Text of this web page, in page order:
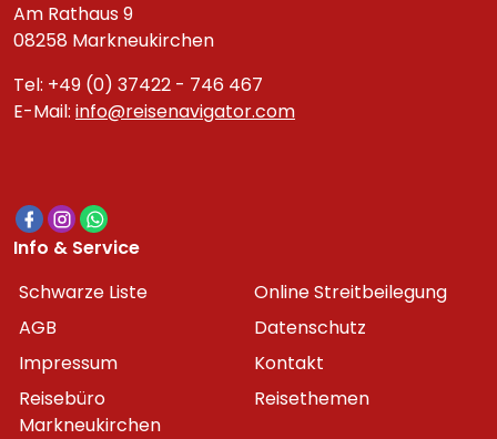
Am Rathaus 9
08258 Markneukirchen
Tel: +49 (0) 37422 - 746 467
E-Mail: info@reisenavigator.com
Info & Service
Schwarze Liste
Online Streitbeilegung
AGB
Datenschutz
Impressum
Kontakt
Reisebüro
Markneukirchen
Reisethemen